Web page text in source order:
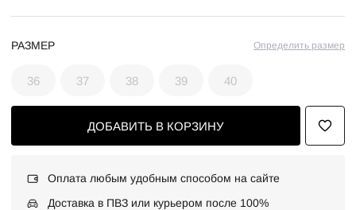
РАЗМЕР Определить размер
36 37 38 39 40
ДОБАВИТЬ В КОРЗИНУ
Оплата любым удобным способом на сайте
Доставка в ПВЗ или курьером после 100%